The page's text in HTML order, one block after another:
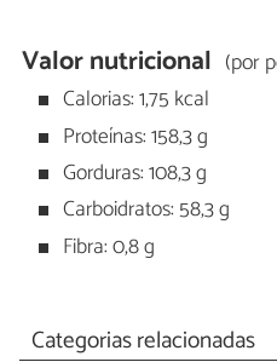
Valor nutricional (por
Calorias: 1,75 kcal
Proteínas: 158,3 g
Gorduras: 108,3 g
Carboidratos: 58,3 g
Fibra: 0,8 g
Categorias relacionadas